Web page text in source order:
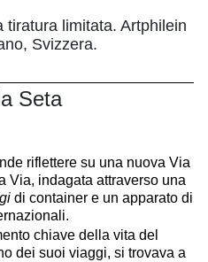
tiratura limitata. Artphilein
Svizzera.
Seta
riflettere su una nuova Via
Via, indagata attraverso una
di container e un apparato di
chiave della vita del
dei suoi viaggi, si trovava a